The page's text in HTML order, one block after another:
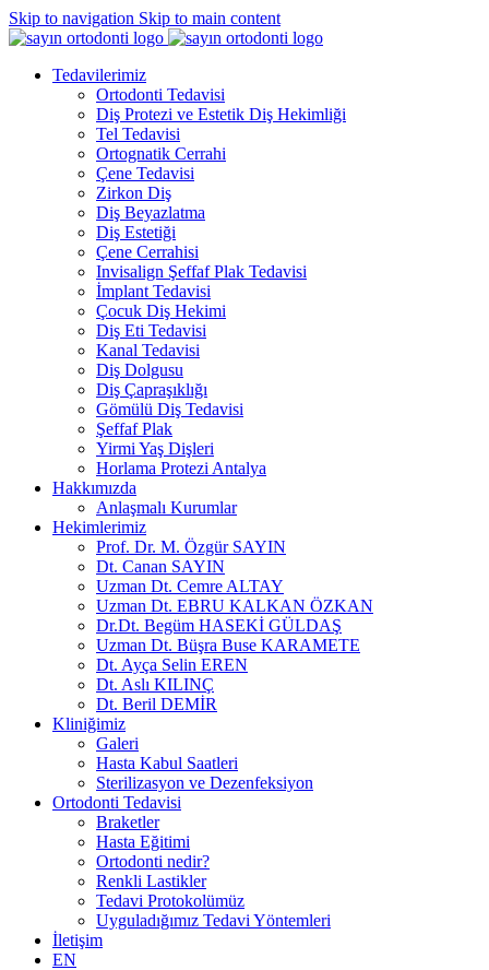
Skip to navigation Skip to main content
Tedavilerimiz
Ortodonti Tedavisi
Diş Protezi ve Estetik Diş Hekimliği
Tel Tedavisi
Ortognatik Cerrahi
Çene Tedavisi
Zirkon Diş
Diş Beyazlatma
Diş Estetiği
Çene Cerrahisi
Invisalign Şeffaf Plak Tedavisi
İmplant Tedavisi
Çocuk Diş Hekimi
Diş Eti Tedavisi
Kanal Tedavisi
Diş Dolgusu
Diş Çapraşıklığı
Gömülü Diş Tedavisi
Şeffaf Plak
Yirmi Yaş Dişleri
Horlama Protezi Antalya
Hakkımızda
Anlaşmalı Kurumlar
Hekimlerimiz
Prof. Dr. M. Özgür SAYIN
Dt. Canan SAYIN
Uzman Dt. Cemre ALTAY
Uzman Dt. EBRU KALKAN ÖZKAN
Dr.Dt. Begüm HASEKİ GÜLDAŞ
Uzman Dt. Büşra Buse KARAMETE
Dt. Ayça Selin EREN
Dt. Aslı KILINÇ
Dt. Beril DEMİR
Kliniğimiz
Galeri
Hasta Kabul Saatleri
Sterilizasyon ve Dezenfeksiyon
Ortodonti Tedavisi
Braketler
Hasta Eğitimi
Ortodonti nedir?
Renkli Lastikler
Tedavi Protokolümüz
Uyguladığımız Tedavi Yöntemleri
İletişim
EN